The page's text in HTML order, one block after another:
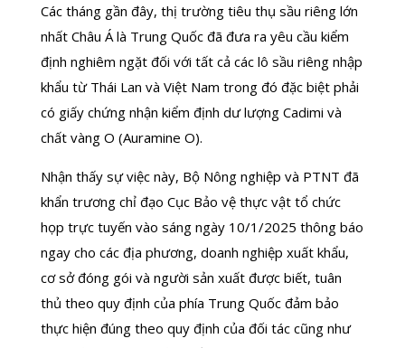
Các tháng gần đây, thị trường tiêu thụ sầu riêng lớn
nhất Châu Á là Trung Quốc đã đưa ra yêu cầu kiểm
định nghiêm ngặt đối với tất cả các lô sầu riêng nhập
khẩu từ Thái Lan và Việt Nam trong đó đặc biệt phải
có giấy chứng nhận kiểm định dư lượng Cadimi và
chất vàng O (Auramine O).
Nhận thấy sự việc này, Bộ Nông nghiệp và PTNT đã
khẩn trương chỉ đạo Cục Bảo vệ thực vật tổ chức
họp trực tuyến vào sáng ngày 10/1/2025 thông báo
ngay cho các địa phương, doanh nghiệp xuất khẩu,
cơ sở đóng gói và người sản xuất được biết, tuân
thủ theo quy định của phía Trung Quốc đảm bảo
thực hiện đúng theo quy định của đối tác cũng như